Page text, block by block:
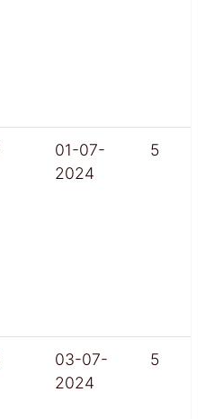
01-07-
2024
5
03-07-
2024
5